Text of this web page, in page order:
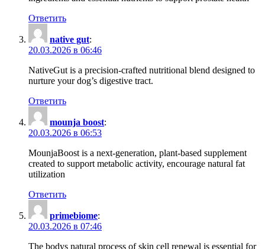
Ответить
native gut:
20.03.2026 в 06:46
NativeGut is a precision-crafted nutritional blend designed to
nurture your dog’s digestive tract.
Ответить
mounja boost:
20.03.2026 в 06:53
MounjaBoost is a next-generation, plant-based supplement
created to support metabolic activity, encourage natural fat
utilization
Ответить
primebiome:
20.03.2026 в 07:46
The bodys natural process of skin cell renewal is essential for